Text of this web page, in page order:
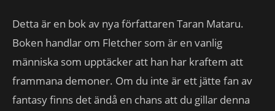
Detta är en bok av nya författaren Taran Mataru.
Boken handlar om Fletcher som är en vanlig
människa som upptäcker att han har kraftem att
frammana demoner. Om du inte är ett jätte fan av
fantasy finns det ändå en chans att du gillar denna